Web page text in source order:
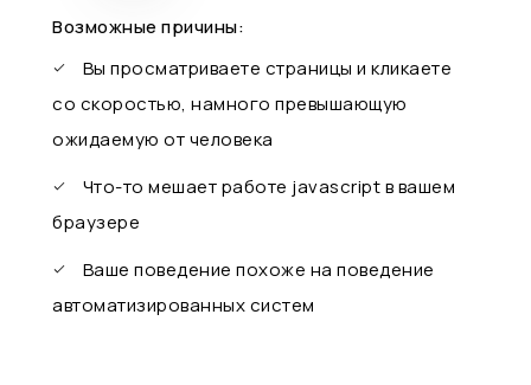
Возможные причины:
Вы просматриваете страницы и кликаете
со скоростью, намного превышающую
ожидаемую от человека
Что-то мешает работе javascript в вашем
браузере
Ваше поведение похоже на поведение
автоматизированных систем